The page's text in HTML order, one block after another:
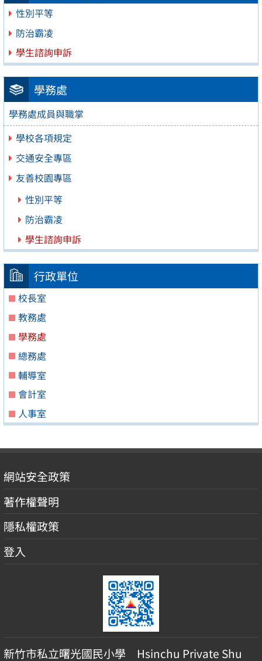
性別平等
防治霸凌
學生諮詢申訴
學務處
學務處成員與職掌
學校各項規定
交通安全專區
友善校園專區
性別平等
防治霸凌
學生諮詢申訴
行政單位
校長室
教務處
學務處
總務處
輔導室
會計室
人事室
網站安全政策
著作權聲明
隱私權政策
登入
新竹市私立曙光國民小學 Hsinchu Private Shu